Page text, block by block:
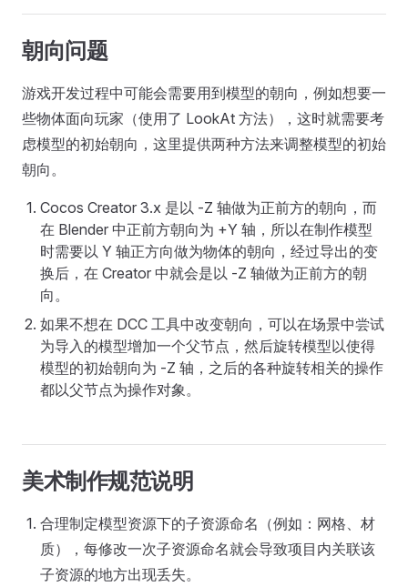
朝向问题
游戏开发过程中可能会需要用到模型的朝向，例如想要一
些物体面向玩家（使用了 LookAt 方法），这时就需要考
虑模型的初始朝向，这里提供两种方法来调整模型的初始
朝向。
Cocos Creator 3.x 是以 -Z 轴做为正前方的朝向，而
在 Blender 中正前方朝向为 +Y 轴，所以在制作模型
时需要以 Y 轴正方向做为物体的朝向，经过导出的变
换后，在 Creator 中就会是以 -Z 轴做为正前方的朝
向。
如果不想在 DCC 工具中改变朝向，可以在场景中尝试
为导入的模型增加一个父节点，然后旋转模型以使得
模型的初始朝向为 -Z 轴，之后的各种旋转相关的操作
都以父节点为操作对象。
美术制作规范说明
合理制定模型资源下的子资源命名（例如：网格、材
质），每修改一次子资源命名就会导致项目内关联该
子资源的地方出现丢失。